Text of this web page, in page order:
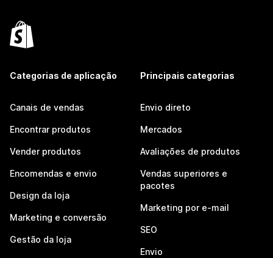
Categorias de aplicação
Canais de vendas
Encontrar produtos
Vender produtos
Encomendas e envio
Design da loja
Marketing e conversão
Gestão da loja
Principais categorias
Envio direto
Mercados
Avaliações de produtos
Vendas superiores e
pacotes
Marketing por e-mail
SEO
Envio